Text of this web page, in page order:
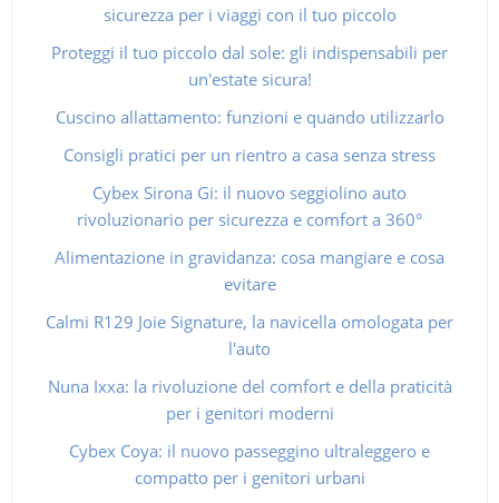
sicurezza per i viaggi con il tuo piccolo
Proteggi il tuo piccolo dal sole: gli indispensabili per
un'estate sicura!
Cuscino allattamento: funzioni e quando utilizzarlo
Consigli pratici per un rientro a casa senza stress
Cybex Sirona Gi: il nuovo seggiolino auto
rivoluzionario per sicurezza e comfort a 360°
Alimentazione in gravidanza: cosa mangiare e cosa
evitare
Calmi R129 Joie Signature, la navicella omologata per
l'auto
Nuna Ixxa: la rivoluzione del comfort e della praticità
per i genitori moderni
Cybex Coya: il nuovo passeggino ultraleggero e
compatto per i genitori urbani